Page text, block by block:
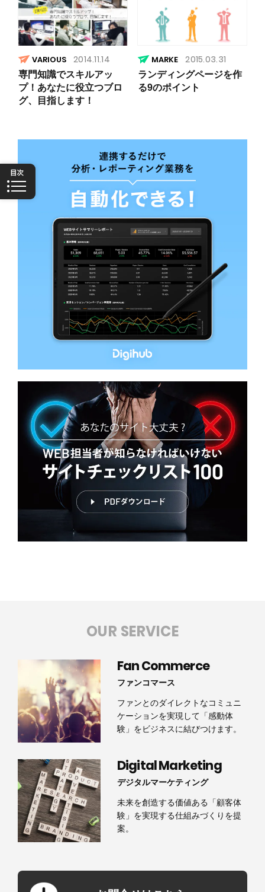
VARIOUS 2014.11.14
専門知識でスキルアッ
プ！あなたに役立つブロ
グ、目指します！
2015.03.31
ランディングページを作
る9のポイント
OUR SERVICE
Fan Commerce
ファンコマース
ファンとのダイレクトなコミュニ
ケーションを実現して「感動体
験」をビジネスに結びつけます。
Digital Marketing
デジタルマーケティング
未来を創造する価値ある「顧客体
験」を実現する仕組みづくりを提
案。